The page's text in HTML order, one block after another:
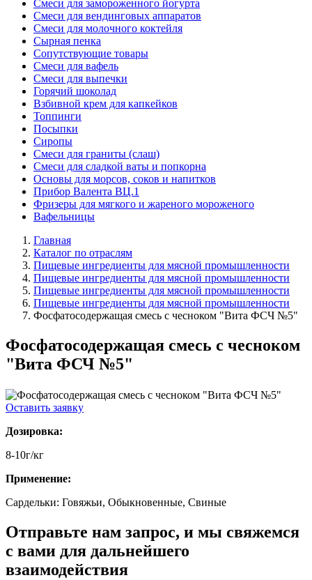
Смеси для замороженного йогурта
Смеси для вендинговых аппаратов
Смеси для молочного коктейля
Сырная пенка
Сопутствующие товары
Смеси для вафель
Смеси для выпечки
Горячий шоколад
Взбивной крем для капкейков
Топпинги
Посыпки
Сиропы
Смеси для граниты (слаш)
Смеси для сладкой ваты и попкорна
Основы для морсов, соков и напитков
Прибор Валента ВЦ.1
Фризеры для мягкого и жареного мороженого
Вафельницы
Главная
Каталог по отраслям
Пищевые ингредиенты для мясной промышленности
Пищевые ингредиенты для мясной промышленности
Пищевые ингредиенты для мясной промышленности
Пищевые ингредиенты для мясной промышленности
Фосфатосодержащая смесь с чесноком "Вита ФСЧ №5"
Фосфатосодержащая смесь с чесноком
"Вита ФСЧ №5"
Оставить заявку
Дозировка:
8-10г/кг
Применение:
Сардельки: Говяжьи, Обыкновенные, Свиные
Отправьте нам запрос, и мы свяжемся
с вами для дальнейшего
взаимодействия